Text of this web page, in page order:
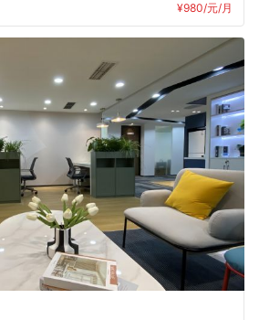
¥980/元/月